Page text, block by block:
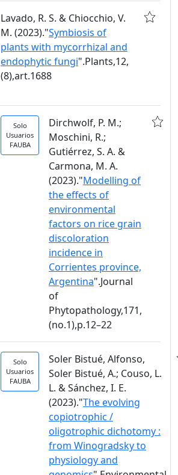
Lavado, R. S. & Chiocchio, V.
M. (2023)."Symbiosis of
plants with mycorrhizal and
endophytic fungi".Plants,12,
(8),art.1688
Solo
Usuarios
FAUBA
Dirchwolf, P. M.;
Moschini, R.;
Gutiérrez, S. A. &
Carmona, M. A.
(2023)."Modelling of
the effects of
environmental
factors on rice grain
discoloration
incidence in
Corrientes province,
Argentina".Journal
of
Phytopathology,171,
(no.1),p.12–22
Solo
Usuarios
FAUBA
Soler Bistué, Alfonso,
Soler Bistué, A.; Couso, L.
L. & Sánchez, I. E.
(2023)."The evolving
copiotrophic /
oligotrophic dichotomy :
from Winogradsky to
physiology and